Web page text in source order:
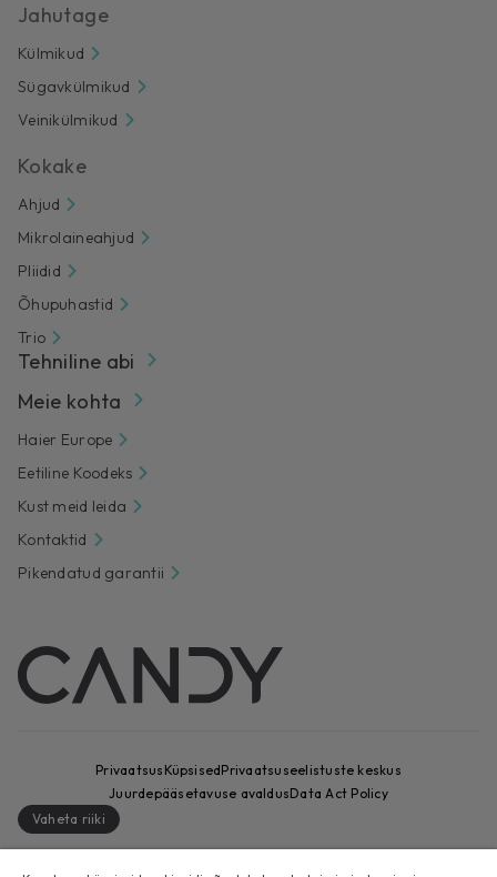
Jahutage
Külmikud
Sügavkülmikud
Veinikülmikud
Kokake
Ahjud
Mikrolaineahjud
Pliidid
Õhupuhastid
Trio
Tehniline abi
Meie kohta
Haier Europe
Eetiline Koodeks
Kust meid leida
Kontaktid
Pikendatud garantii
Privaatsus KüpsisedPrivaatsuseelistuste keskus
Juurdepääsetavuse avaldusData Act Policy
Vaheta riiki